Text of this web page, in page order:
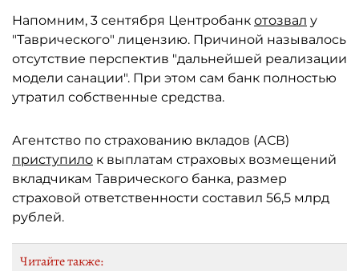
Напомним, 3 сентября Центробанк отозвал у
"Таврического" лицензию. Причиной называлось
отсутствие перспектив "дальнейшей реализации
модели санации". При этом сам банк полностью
утратил собственные средства.
Агентство по страхованию вкладов (АСВ)
приступило к выплатам страховых возмещений
вкладчикам Таврического банка, размер
страховой ответственности составил 56,5 млрд
рублей.
Читайте также: